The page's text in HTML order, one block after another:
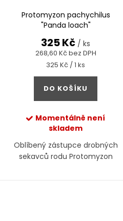
Protomyzon pachychilus
"Panda loach"
268,60 Kč bez DPH
325 Kč / ks
Měrná
cena:
325 Kč / 1 ks
DO KOŠÍKU
Momentálně není
skladem
Oblíbený zástupce drobných
sekavců rodu Protomyzon